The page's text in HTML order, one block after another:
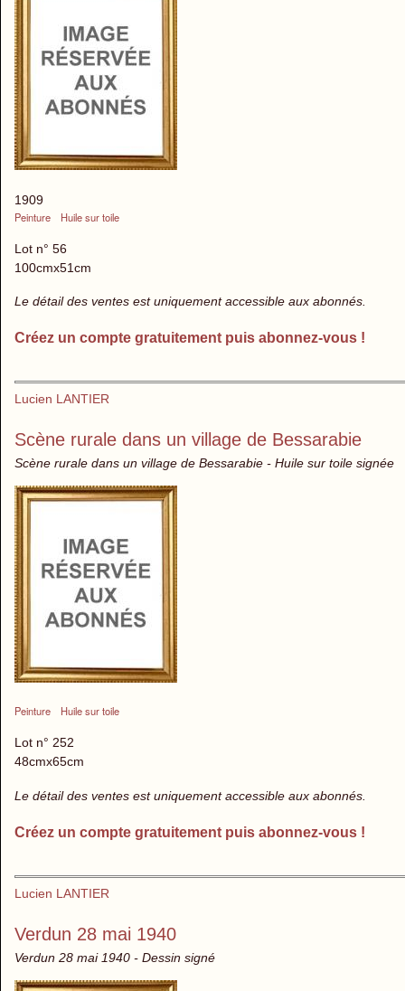
1909
Peinture
Huile sur toile
Lot n° 56
100cmx51cm
Le détail des ventes est uniquement accessible aux abonnés.
Créez un compte gratuitement puis abonnez-vous !
Lucien LANTIER
Scène rurale dans un village de Bessarabie
Scène rurale dans un village de Bessarabie - Huile sur toile signée
Peinture Huile sur toile
Lot n° 252
48cmx65cm
Le détail des ventes est uniquement accessible aux abonnés.
Créez un compte gratuitement puis abonnez-vous !
Lucien LANTIER
Verdun 28 mai 1940
Verdun 28 mai 1940 - Dessin signé